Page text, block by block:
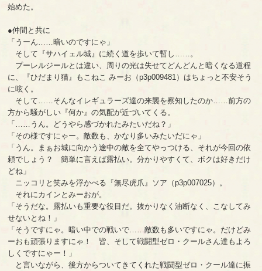
始めた。
●仲間と共に
「うーん……暗いのですにゃ」
そして『サハイェル城』に続く道を歩いて暫し……。
プーレルジールとは違い、周りの光は失せてどんどんと暗くなる道程
に、『ひだまり猫』もこねこ みーお（p3p009481）はちょっと不安そう
に呟く。
そして……そんなイレギュラーズ達の来襲を察知したのか……前方の
方から騒がしい『何か』の気配が近づいてくる。
「……うん。どうやら感づかれたみたいだね？」
「その様ですにゃー。敵数も、かなり多いみたいだにゃ」
「うん。まぁお城に向かう途中の敵を全てやっつける、それが今回の依
頼でしょう？ 簡単に言えば露払い。分かりやすくて、ボクは好きだけ
どね」
ニッコリと笑みを浮かべる『無尽虎爪』ソア（p3p007025）。
それにカインとみーおが。
「そうだな。露払いも重要な役目だ。抜かりなく油断なく、こなしてみ
せないとね！」
「そうですにゃ。暗い中での戦いで……敵数も多いですにゃ。だけどみ
ーおも頑張りますにゃ！ 皆、そして戦闘型ゼロ・クールさん達もよろ
しくですにゃー！」
と言いながら、後方からついてきてくれた戦闘型ゼロ・クール達に振